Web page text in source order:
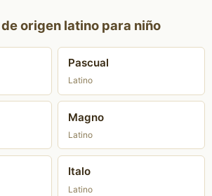
origen latino para niño
Pascual
Latino
Magno
Latino
Italo
Latino